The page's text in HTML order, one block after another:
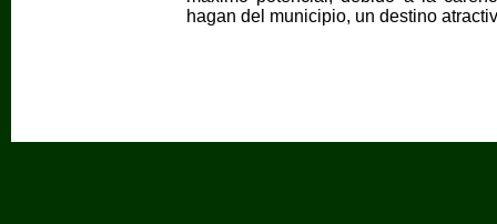
hagan del municipio, un destino